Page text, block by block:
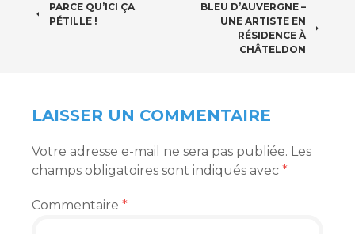
NAVIGATION
PARCE QU’ICI ÇA
PÉTILLE !
BLEU D’AUVERGNE –
UNE ARTISTE EN
RÉSIDENCE À
CHÂTELDON
LAISSER UN COMMENTAIRE
Votre adresse e-mail ne sera pas publiée. Les
champs obligatoires sont indiqués avec *
Commentaire *